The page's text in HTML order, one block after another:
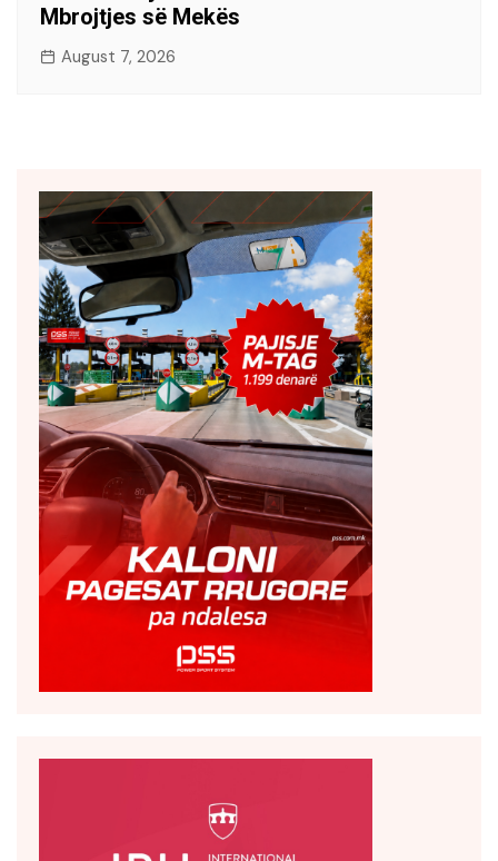
Mbrojtjes së Mekës
August 7, 2026